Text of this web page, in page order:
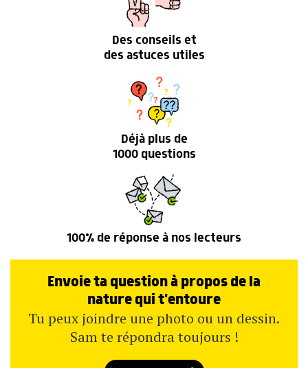
Des conseils et
des astuces utiles
Déjà plus de
1000 questions
100% de réponse à nos lecteurs
Envoie ta question à propos de la
nature qui t'entoure
Tu peux joindre une photo ou un dessin.
Sam te répondra toujours !